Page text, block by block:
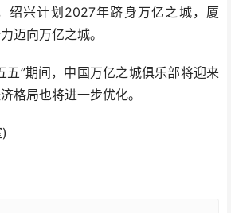
绍兴计划2027年跻身万亿之城，厦
迈向万亿之城。
”期间，中国万亿之城俱乐部将迎来
格局也将进一步优化。